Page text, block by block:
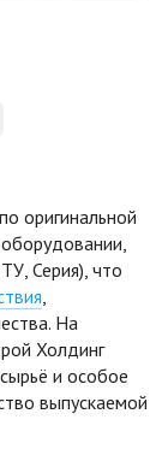
оригинальной
Серия), что
,
На
Холдинг
и особое
выпускаемой